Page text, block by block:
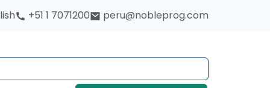
+51 1 7071200 peru@nobleprog.com